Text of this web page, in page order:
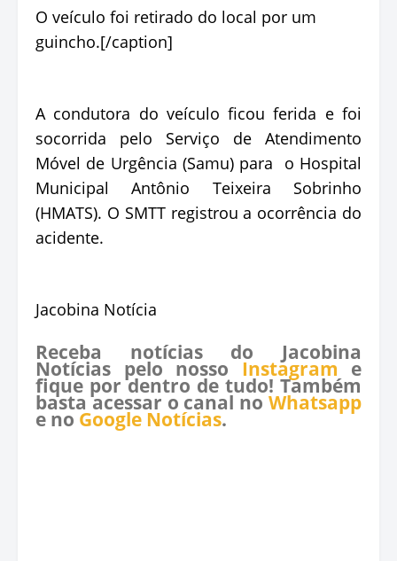
O veículo foi retirado do local por um
guincho.[/caption]
A condutora do veículo ficou ferida e foi
socorrida pelo Serviço de Atendimento
Móvel de Urgência (Samu) para o Hospital
Municipal Antônio Teixeira Sobrinho
(HMATS). O SMTT registrou a ocorrência do
acidente.
Jacobina Notícia
Receba notícias do Jacobina
Notícias pelo nosso Instagram e
fique por dentro de tudo! Também
basta acessar o canal no Whatsapp
e no Google Notícias.